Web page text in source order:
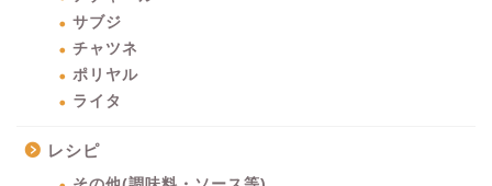
サブジ
チャツネ
ポリヤル
ライタ
レシピ